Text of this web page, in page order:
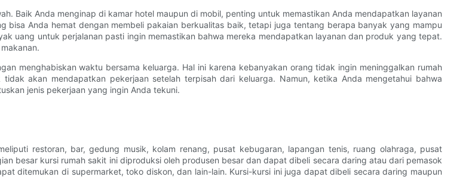
Baik Anda menginap di kamar hotel maupun di mobil, penting untuk memastikan Anda mendapatkan layanan
Anda hemat dengan membeli pakaian berkualitas baik, tetapi juga tentang berapa banyak yang mampu
uang untuk perjalanan pasti ingin memastikan bahwa mereka mendapatkan layanan dan produk yang tepat.
menghabiskan waktu bersama keluarga. Hal ini karena kebanyakan orang tidak ingin meninggalkan rumah
akan mendapatkan pekerjaan setelah terpisah dari keluarga. Namun, ketika Anda mengetahui bahwa
jenis pekerjaan yang ingin Anda tekuni.
restoran, bar, gedung musik, kolam renang, pusat kebugaran, lapangan tenis, ruang olahraga, pusat
besar kursi rumah sakit ini diproduksi oleh produsen besar dan dapat dibeli secara daring atau dari pemasok
ditemukan di supermarket, toko diskon, dan lain-lain. Kursi-kursi ini juga dapat dibeli secara daring maupun